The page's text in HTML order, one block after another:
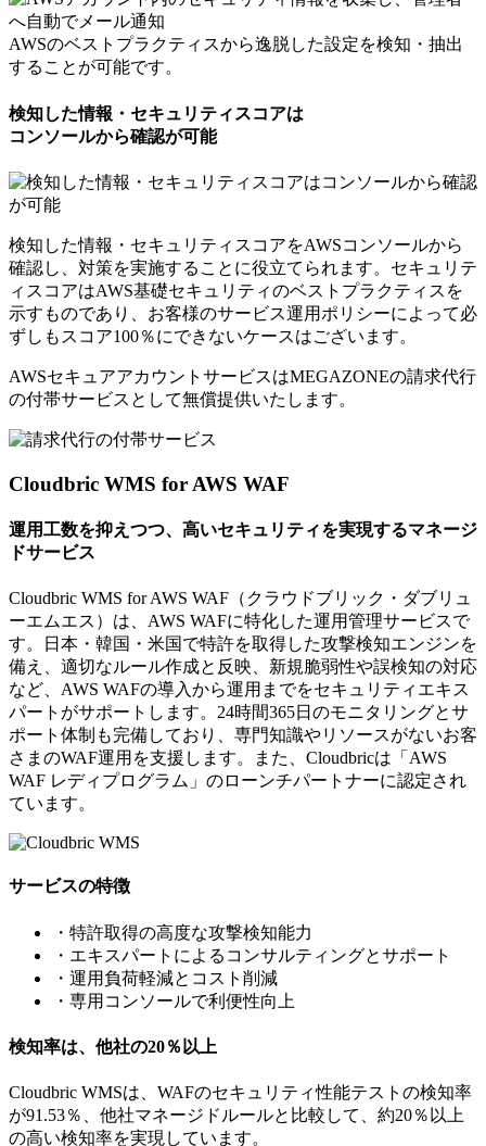
AWSのベストプラクティスから逸脱した設定を検知・抽出
することが可能です。
検知した情報・セキュリティスコアは
コンソールから確認が可能
検知した情報・セキュリティスコアをAWSコンソールから
確認し、対策を実施することに役立てられます。セキュリテ
ィスコアはAWS基礎セキュリティのベストプラクティスを
示すものであり、お客様のサービス運用ポリシーによって必
ずしもスコア100％にできないケースはございます。
AWSセキュアアカウントサービスはMEGAZONEの請求代行
の付帯サービスとして無償提供いたします。
Cloudbric WMS for AWS WAF
運用工数を抑えつつ、高いセキュリティを実現するマネージ
ドサービス
Cloudbric WMS for AWS WAF（クラウドブリック・ダブリュ
ーエムエス）は、AWS WAFに特化した運用管理サービスで
す。日本・韓国・米国で特許を取得した攻撃検知エンジンを
備え、適切なルール作成と反映、新規脆弱性や誤検知の対応
など、AWS WAFの導入から運用までをセキュリティエキス
パートがサポートします。24時間365日のモニタリングとサ
ポート体制も完備しており、専門知識やリソースがないお客
さまのWAF運用を支援します。また、Cloudbricは「AWS
WAF レディプログラム」のローンチパートナーに認定され
ています。
サービスの特徴
・特許取得の高度な攻撃検知能力
・エキスパートによるコンサルティングとサポート
・運用負荷軽減とコスト削減
・専用コンソールで利便性向上
検知率は、他社の20％以上
Cloudbric WMSは、WAFのセキュリティ性能テストの検知率
が91.53％、他社マネージドルールと比較して、約20％以上
の高い検知率を実現しています。